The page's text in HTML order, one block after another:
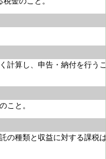
計算し、申告・納付を行う
こと。
の種類と収益に対する課税